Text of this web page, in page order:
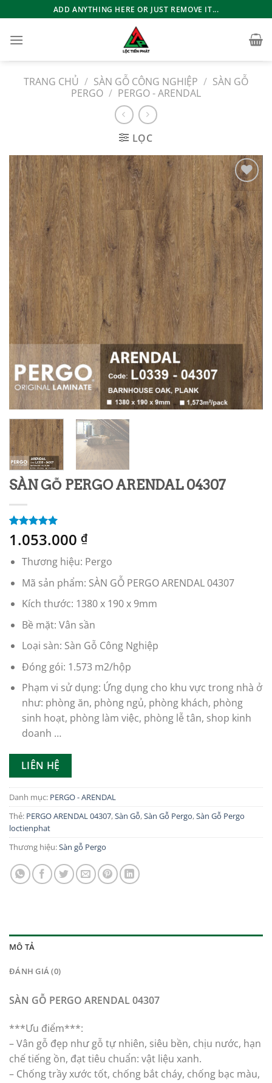
qua
nội
ADD ANYTHING HERE OR JUST REMOVE IT...
TRANG CHỦ / SÀN GỖ CÔNG NGHIỆP / SÀN GỖ
PERGO / PERGO - ARENDAL
LỌC
Add to
wishlist
SÀN GỖ PERGO ARENDAL 04307
5.00trên 5
dựa trên
1
1.053.000 ₫
Thương hiệu: Pergo
Mã sản phẩm: SÀN GỖ PERGO ARENDAL 04307
Kích thước: 1380 x 190 x 9mm
Bề mặt: Vân sần
Loại sàn: Sàn Gỗ Công Nghiệp
Đóng gói: 1.573 m2/hộp
Phạm vi sử dụng: Ứng dụng cho khu vực trong nhà ở
như: phòng ăn, phòng ngủ, phòng khách, phòng
sinh hoạt, phòng làm việc, phòng lễ tân, shop kinh
doanh …
LIÊN HỆ
Danh mục: PERGO - ARENDAL
Thẻ: PERGO ARENDAL 04307,Sàn Gỗ,Sàn Gỗ Pergo,Sàn Gỗ Pergo
loctienphat
Thương hiệu:Sàn gỗ Pergo
MÔ TẢ
ĐÁNH GIÁ (0)
SÀN GỖ PERGO ARENDAL 04307
***Ưu điểm***:
– Vân gỗ đẹp như gỗ tự nhiên, siêu bền, chịu nước, hạn
chế tiếng ồn, đạt tiêu chuẩn: vật liệu xanh.
– Chống trầy xước tốt, chống bắt cháy, chống bạc màu,